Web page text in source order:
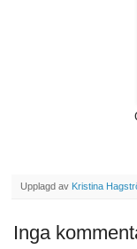
Upplagd av Kristina
Inga